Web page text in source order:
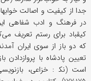
جدا از کیفیت و اصالت
در فرهنگ و ادب شفاهی
کیقباد برای رستم تعریف
که دو باز از سوی ایران
تعیین پادشاه با پروازدادن
است (نک‍ : خزاعی، بازنویسی ... ، ۷۱-